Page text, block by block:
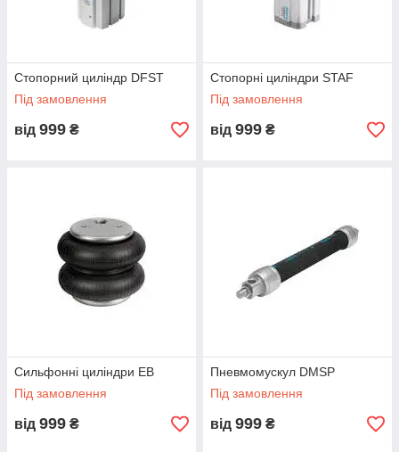
Стопорний циліндр DFST
Під замовлення
від 999 ₴
Стопорні циліндри STAF
Під замовлення
від 999 ₴
Сильфонні циліндри EB
Під замовлення
від 999 ₴
Пневмомускул DMSP
Під замовлення
від 999 ₴